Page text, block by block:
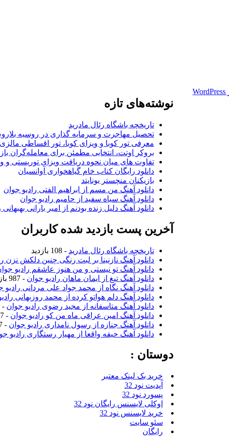
نوشته‌های تازه
تاریخچه باشگاه رئال مادرید
تحصیل مهاجرت و سرمایه گذاری در روسیه
معرفی تور کوبا و ویزای کوبا، تور اقساطی مالزی
بروکر اوتت، انتخابی مطمئن برای معامله‌گران
تفاوت های میان نحوه دریافت ویزای توریستی و
دانلود رایگان کتاب خام گیاهخواری آوانسیان
بازیکنان منچستر یونایتد
دانلود آهنگ من مسم از ابراهیم الفتی رادیو جوان
دانلود آهنگ سیاه سفید از حامیم رادیو جوان
دانلود آهنگ دلیل زنده بودنم از امیر بارانی
آخرین پست بازدید شده کاربران
تاریخچه باشگاه رئال مادرید - 108 بازدید
دانلود آهنگ نازنینا بر لبت رنگی چنین دلکش نزن
دانلود آهنگ تو نیستی و من هنوز عاشقم رادیو
دانلود آهنگ تیغ از ایمان ماهان رادیو جوان - 987 بازدید
دانلود آهنگ نگاه از محمد جواد علی مردانی رادیو
دانلود آهنگ دلم هواتو کرده از محمد روزبهانی
دانلود آهنگ متاسفانه از مجید رضوی رادیو جوان - 987 بازدید
دانلود آهنگ امین عراقی ماه من کو رادیو جوان - 987 بازدید
دانلود آهنگ جنازه از رسول نامداری رادیو جوان - 987 بازدید
دانلود آهنگ حیفه واقعا از مهیار رستگاری رادیو
دوستان :
خرید بک لینک معتبر
آپدیت نود 32
پسورد نود 32
اوکلی لایسنس رایگان نود 32
خرید لایسنس نود 32
سئو سایت
رایگان